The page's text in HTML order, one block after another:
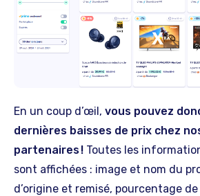
En un coup d’œil, vous pouvez
dernières baisses de prix chez
partenaires ! Toutes les
sont affichées : image et nom du
d’origine et remisé, pourcentage